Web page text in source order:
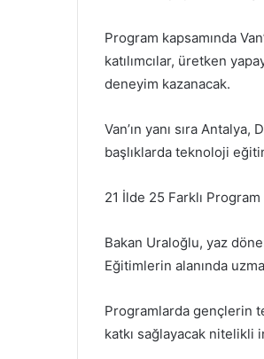
Program kapsamında
katılımcılar, üretken
deneyim kazanacak.
Van’ın yanı sıra
başlıklarda teknoloji
21 İlde 25 Farklı Program
Bakan Uraloğlu, yaz
Eğitimlerin alanında
Programlarda gençlerin
katkı sağlayacak nitelikli